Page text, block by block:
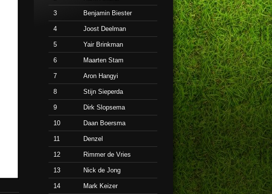
3 Benjamin Biester
4 Joost Deelman
5 Yair Brinkman
6 Maarten Stam
7 Aron Hangyi
8 Stijn Sieperda
9 Dirk Slopsema
10 Daan Boersma
11 Denzel
12 Rimmer de Vries
13 Nick de Jong
14 Mark Keizer